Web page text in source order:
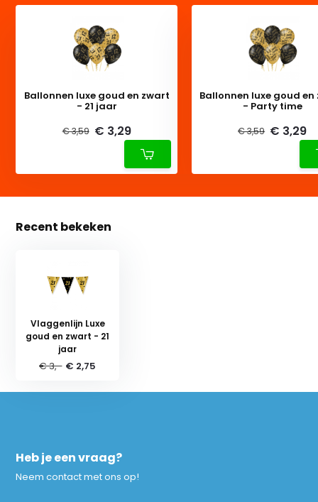
Ballonnen luxe goud en zwart
- 21 jaar
€ 3,59 € 3,29
Ballonnen luxe goud
- Party time
€ 3,59 € 3,29
Recent bekeken
Vlaggenlijn Luxe
goud en zwart - 21
jaar
€ 3,- € 2,75
Heb je een vraag?
Neem contact met ons op!